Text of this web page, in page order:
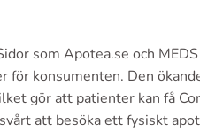
som Apotea.se och
för konsumenten. Den
gör att patienter kan få
att besöka ett fysiskt